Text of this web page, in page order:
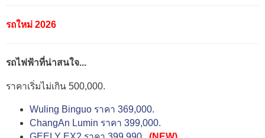
รถใหม่ 2026
รถไฟฟ้าที่น่าสนใจ...
ราคาเริ่มไม่เกิน 500,000.
Wuling Binguo ราคา 369,000.
ChangAn Lumin ราคา 399,000.